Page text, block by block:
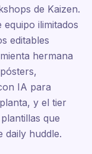
de Kaizen.
ilimitados
editables
hermana
IA para
y el tier
que
daily huddle.